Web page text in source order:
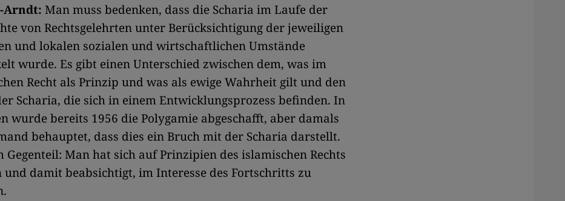
Arndt: Man muss bedenken, dass die Scharia im Laufe der
von Rechtsgelehrten unter Berücksichtigung der jeweiligen
und lokalen sozialen und wirtschaftlichen Umstände
wurde. Es gibt einen Unterschied zwischen dem, was im
Recht als Prinzip und was als ewige Wahrheit gilt und den
Scharia, die sich in einem Entwicklungsprozess befinden. In
wurde bereits 1956 die Polygamie abgeschafft, aber damals
behauptet, dass dies ein Bruch mit der Scharia darstellt.
Gegenteil: Man hat sich auf Prinzipien des islamischen Rechts
und damit beabsichtigt, im Interesse des Fortschritts zu